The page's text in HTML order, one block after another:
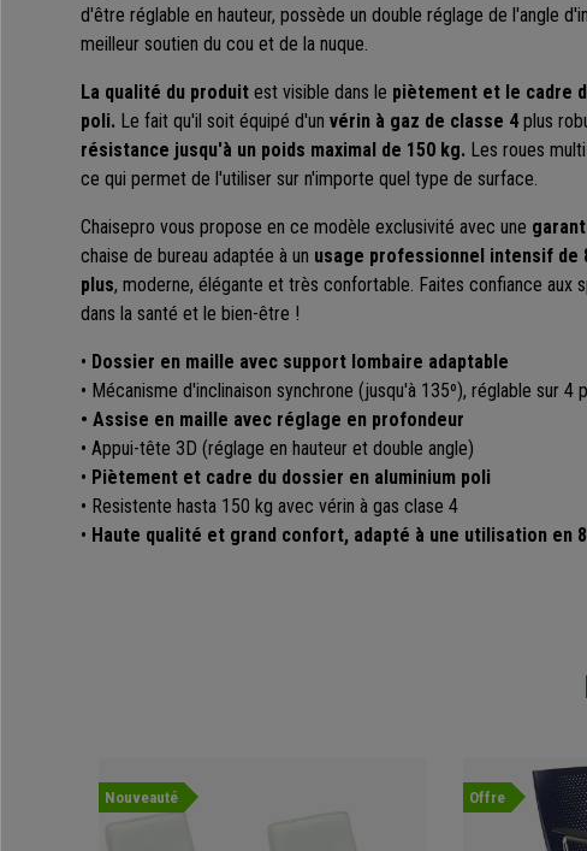
d'être réglable en hauteur, possède un double réglage de l'angle
meilleur soutien du cou et de la nuque.
La qualité du produit est visible dans le piètement et le cadre
poli. Le fait qu'il soit équipé d'un vérin à gaz de classe 4 plus
résistance jusqu'à un poids maximal de 150 kg. Les roues
ce qui permet de l'utiliser sur n'importe quel type de surface.
Chaisepro vous propose en ce modèle exclusivité avec une
chaise de bureau adaptée à un usage professionnel intensif de
plus, moderne, élégante et très confortable. Faites confiance aux
dans la santé et le bien-être !
• Dossier en maille avec support lombaire adaptable
• Mécanisme d'inclinaison synchrone (jusqu'à 135º), réglable sur 4
• Assise en maille avec réglage en profondeur
• Appui-tête 3D (réglage en hauteur et double angle)
• Piètement et cadre du dossier en aluminium poli
• Resistente hasta 150 kg avec vérin à gas clase 4
• Haute qualité et grand confort, adapté à une utilisation en
Nouveauté Offre